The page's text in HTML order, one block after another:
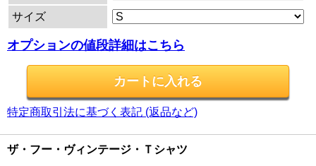
サイズ
オプションの値段詳細はこちら
特定商取引法に基づく表記 (返品など)
ザ・フー・ヴィンテージ・Ｔシャツ